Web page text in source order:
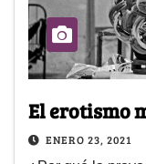
El erotismo
ENERO 23, 2021